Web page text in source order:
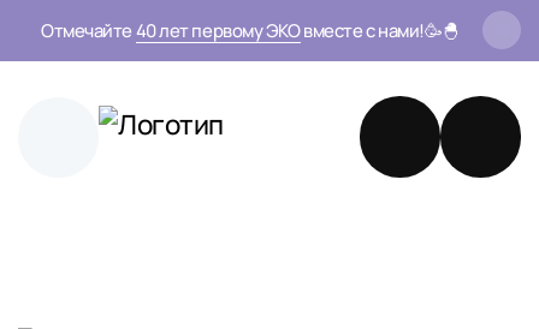
Отмечайте 40 лет первому ЭКОвместе с нами!🥳🐣